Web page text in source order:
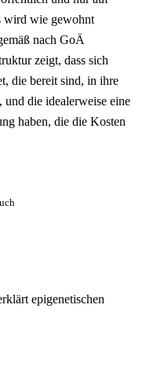
wird wie gewohnt
nach GoÄ
zeigt, dass sich
die bereit sind, in ihre
und die idealerweise eine
haben, die die Kosten
epigenetischen